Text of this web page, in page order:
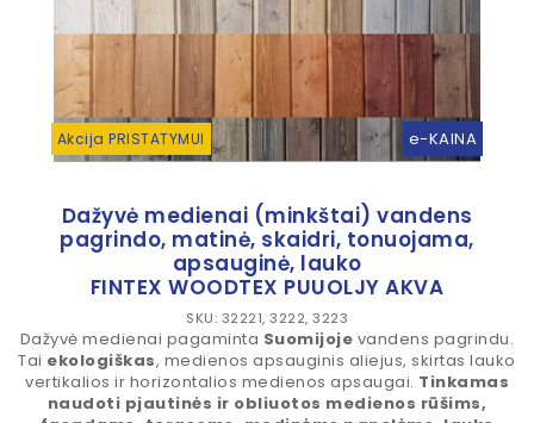
Akcija PRISTATYMUI e-KAINA
Dažyvė medienai (minkštai) vandens
pagrindo, matinė, skaidri, tonuojama,
apsauginė, lauko
FINTEX WOODTEX PUUOLJY AKVA
SKU: 32221, 3222, 3223
Dažyvė medienai pagaminta Suomijoje vandens pagrindu.
Tai ekologiškas, medienos apsauginis aliejus, skirtas lauko
vertikalios ir horizontalios medienos apsaugai. Tinkamas
naudoti pjautinės ir obliuotos medienos rūšims,